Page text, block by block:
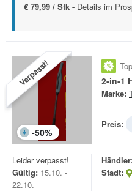
€ 79,99 / Stk - Details im
Verpasst!
-50%
2-in-1
Marke:
Preis:
Leider verpasst!
Gültig: 15.10. -
22.10.
Stadt: